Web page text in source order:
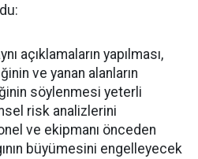
açıklamaların yapılması,
ve yanan alanların
söylenmesi yeterli
risk analizlerini
ve ekipmanı önceden
büyümesini engelleyecek